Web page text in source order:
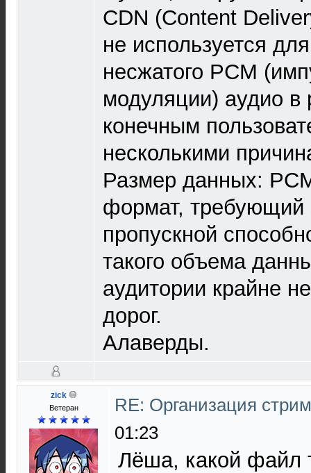
CDN (Content
не используется
несжатого PCM
модуляции) аудио
конечным
несколькими
Размер данных:
формат, требующий
пропускной
такого объема
аудитории крайне
дорог.
Алаверды.
zick
Ветеран
RE: Организация
01:23
Лёша, какой